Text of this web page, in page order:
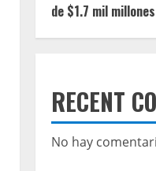
de $1.7 mil millones
RECENT
No hay